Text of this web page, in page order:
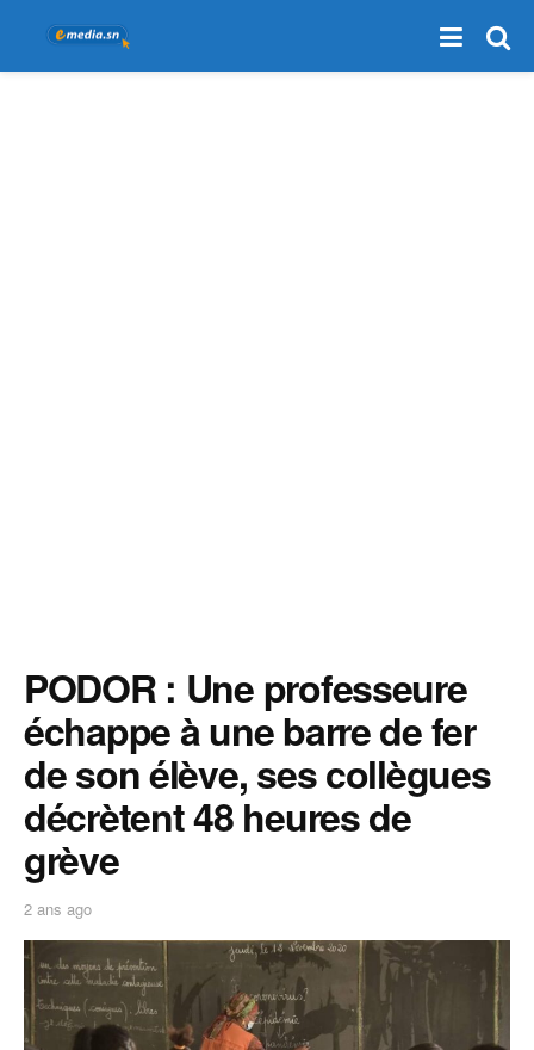
PODOR : Une professeure
échappe à une barre de fer
de son élève, ses collègues
décrètent 48 heures de
grève
2 ans ago